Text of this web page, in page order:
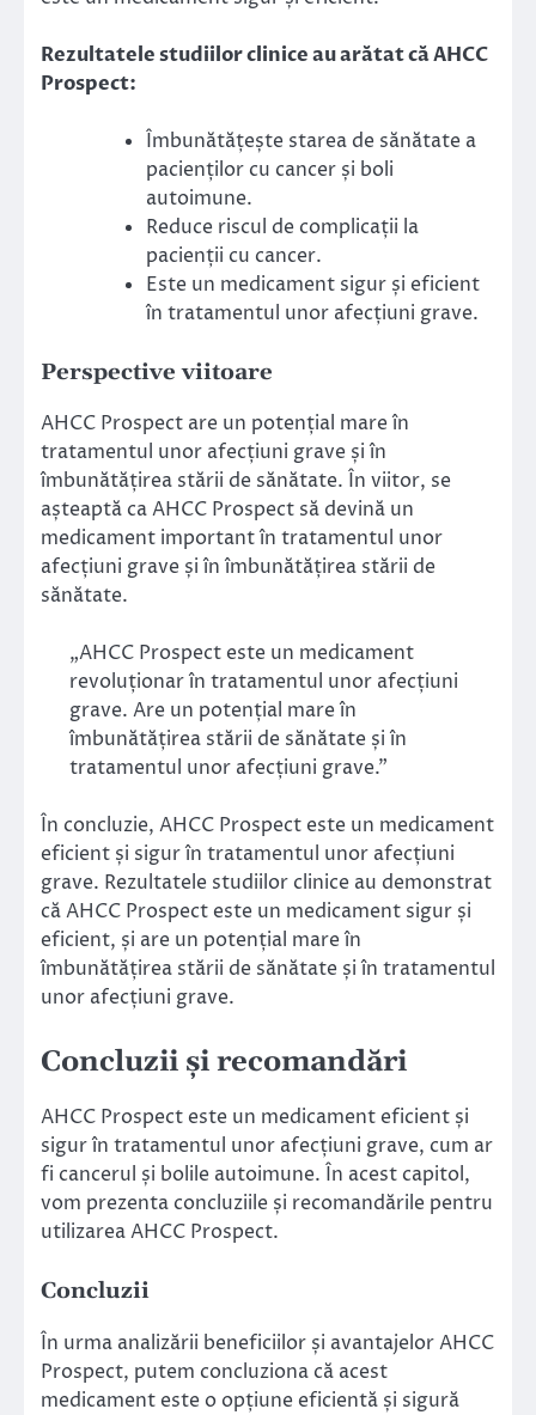
Rezultatele studiilor clinice au arătat că AHCC
Prospect:
Îmbunătățește starea de sănătate a
pacienților cu cancer și boli
autoimune.
Reduce riscul de complicații la
pacienții cu cancer.
Este un medicament sigur și eficient
în tratamentul unor afecțiuni grave.
Perspective viitoare
AHCC Prospect are un potențial mare în
tratamentul unor afecțiuni grave și în
îmbunătățirea stării de sănătate. În viitor, se
așteaptă ca AHCC Prospect să devină un
medicament important în tratamentul unor
afecțiuni grave și în îmbunătățirea stării de
sănătate.
„AHCC Prospect este un medicament
revoluționar în tratamentul unor afecțiuni
grave. Are un potențial mare în
îmbunătățirea stării de sănătate și în
tratamentul unor afecțiuni grave.”
În concluzie, AHCC Prospect este un medicament
eficient și sigur în tratamentul unor afecțiuni
grave. Rezultatele studiilor clinice au demonstrat
că AHCC Prospect este un medicament sigur și
eficient, și are un potențial mare în
îmbunătățirea stării de sănătate și în tratamentul
unor afecțiuni grave.
Concluzii și recomandări
AHCC Prospect este un medicament eficient și
sigur în tratamentul unor afecțiuni grave, cum ar
fi cancerul și bolile autoimune. În acest capitol,
vom prezenta concluziile și recomandările pentru
utilizarea AHCC Prospect.
Concluzii
În urma analizării beneficiilor și avantajelor AHCC
Prospect, putem concluziona că acest
medicament este o opțiune eficientă și sigură